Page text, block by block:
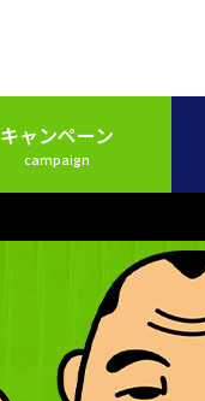
キャンペーン
campaign